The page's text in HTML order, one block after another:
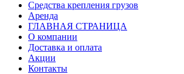
Средства крепления грузов
Аренда
ГЛАВНАЯ СТРАНИЦА
О компании
Доставка и оплата
Акции
Контакты